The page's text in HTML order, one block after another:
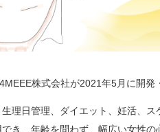
株式会社が2021年5月に開
生理日管理、ダイエット、妊活、
き、年齢を問わず、幅広い女性の